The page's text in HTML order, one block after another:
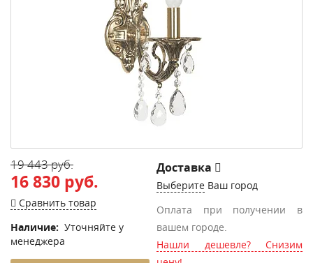
19 443 руб.
16 830 руб.
Сравнить товар
Наличие: Уточняйте у
менеджера
Доставка
Выберите Ваш город
Оплата при получении в
вашем городе.
Нашли дешевле? Снизим